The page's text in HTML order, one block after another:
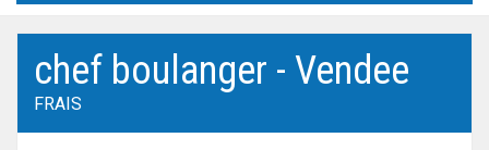
chef boulanger - Vendee
FRAIS